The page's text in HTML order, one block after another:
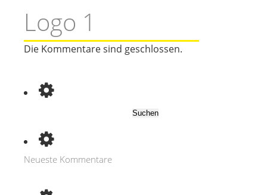
Logo 1
Die Kommentare sind geschlossen.
Neueste Kommentare